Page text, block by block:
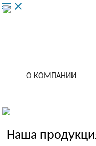
menu close
О КОМПАНИИ
Наша